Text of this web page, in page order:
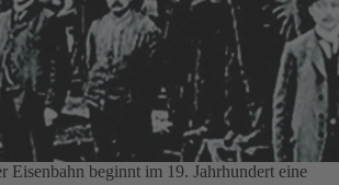
Eisenbahn beginnt im 19. Jahrhundert eine